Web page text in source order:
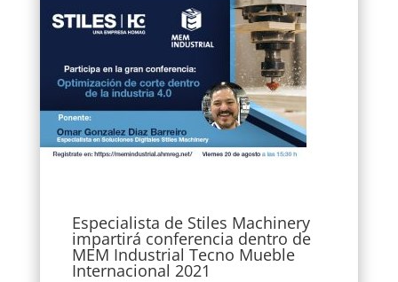
Especialista de Stiles Machinery
impartirá conferencia dentro de
MEM Industrial Tecno Mueble
Internacional 2021